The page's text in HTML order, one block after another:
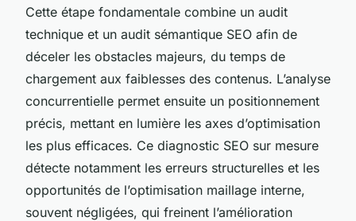
Cette étape fondamentale combine un audit
technique et un audit sémantique SEO afin de
déceler les obstacles majeurs, du temps de
chargement aux faiblesses des contenus. L’analyse
concurrentielle permet ensuite un positionnement
précis, mettant en lumière les axes d’optimisation
les plus efficaces. Ce diagnostic SEO sur mesure
détecte notamment les erreurs structurelles et les
opportunités de l’optimisation maillage interne,
souvent négligées, qui freinent l’amélioration